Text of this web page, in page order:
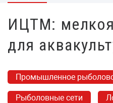
ИЦТМ:
для
Промышленное
Рыболовные сети